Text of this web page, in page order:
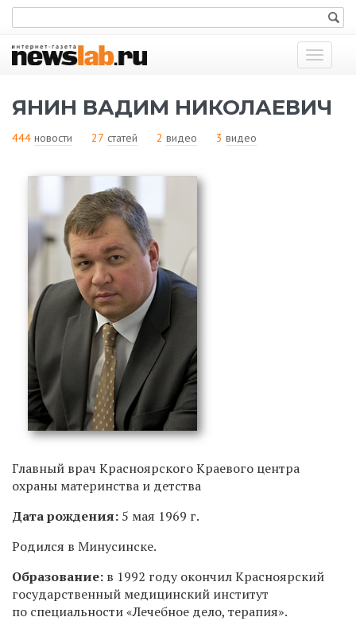
Показать
меню
ЯНИН ВАДИМ НИКОЛАЕВИЧ
444 новости 27 статей 2 видео 3 видео
Главный врач Красноярского Краевого центра
охраны материнства и детства
Дата рождения: 5 мая 1969 г.
Родился в Минусинске.
Образование: в 1992 году окончил Красноярский
государственный медицинский институт
по специальности «Лечебное дело, терапия».